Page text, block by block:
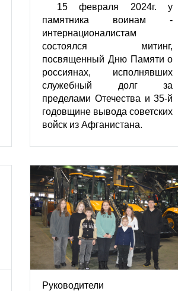
15 февраля 2024г. у
памятника воинам -
интернационалистам
состоялся митинг,
посвященный Дню Памяти о
россиянах, исполнявших
служебный долг за
пределами Отечества и 35-й
годовщине вывода советских
войск из Афганистана.
Руководители